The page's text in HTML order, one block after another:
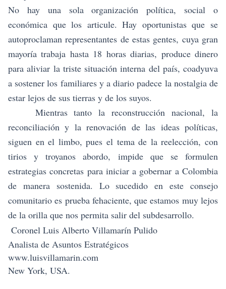
No hay una sola organización política, social o
económica que los articule. Hay oportunistas que se
autoproclaman representantes de estas gentes, cuya gran
mayoría trabaja hasta 18 horas diarias, produce dinero
para aliviar la triste situación interna del país, coadyuva
a sostener los familiares y a diario padece la nostalgia de
estar lejos de sus tierras y de los suyos.
Mientras tanto la reconstrucción nacional, la
reconciliación y la renovación de las ideas políticas,
siguen en el limbo, pues el tema de la reelección, con
tirios y troyanos abordo, impide que se formulen
estrategias concretas para iniciar a gobernar a Colombia
de manera sostenida. Lo sucedido en este consejo
comunitario es prueba fehaciente, que estamos muy lejos
de la orilla que nos permita salir del subdesarrollo.
Coronel Luis Alberto Villamarín Pulido
Analista de Asuntos Estratégicos
www.luisvillamarin.com
New York, USA.